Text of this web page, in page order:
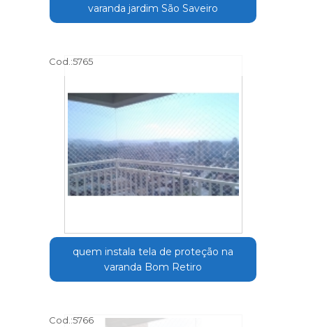
varanda jardim São Saveiro
Cod.:5765
quem instala tela de proteção na
varanda Bom Retiro
Cod.:5766